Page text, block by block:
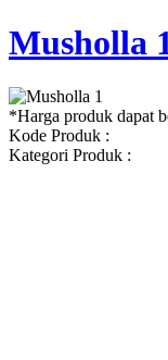
Musholla
*Harga produk dapat
Kode Produk :
Kategori Produk :